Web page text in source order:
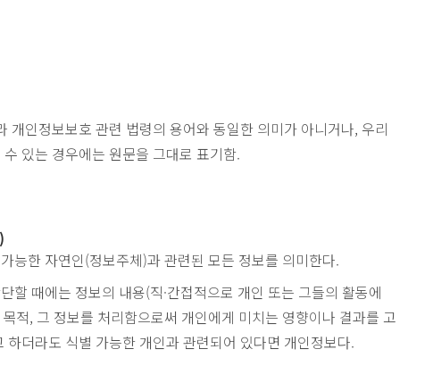
개인정보보호 관련 법령의 용어와 동일한 의미가 아니거나, 우리
있는 경우에는 원문을 그대로 표기함.
능한 자연인(정보주체)과 관련된 모든 정보를 의미한다.
할 때에는 정보의 내용(직·간접적으로 개인 또는 그들의 활동에
적, 그 정보를 처리함으로써 개인에게 미치는 영향이나 결과를 고
더라도 식별 가능한 개인과 관련되어 있다면 개인정보다.